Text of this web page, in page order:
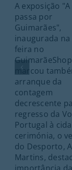
A exposição
passa por
Guimarães",
inaugurada
feira no
marcou
arranque da
contagem
decrescente
regresso da
Portugal à
cerimónia, o
do Desporto,
Martins,